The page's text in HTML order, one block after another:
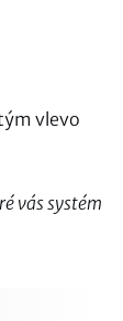
vlevo
vás systém